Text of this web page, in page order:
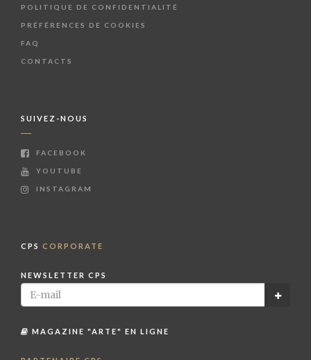
POLITIQUE DE CONFIDENTIALITÉ
PRÉFÉRENCES DE COOKIES
FAQ
CONTACTS
SUIVEZ-NOUS
FACEBOOK
YOUTUBE
INSTAGRAM
CPS CORPORATE
NEWSLETTER CPS
MAGAZINE "ARTE" EN LIGNE